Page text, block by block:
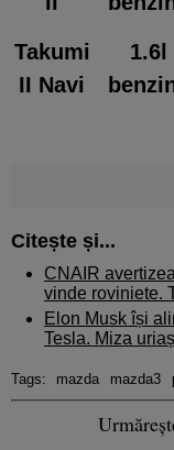
Takumi
II Navi
1.6l
Citește și...
CNAIR
vinde roviniete.
Elon Musk își
Tesla. Miza
Tags: mazda mazda3